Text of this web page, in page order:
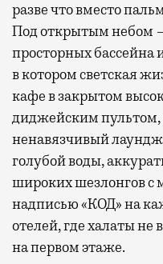
разве что вместо
Под открытым небом
просторных бассейна
в котором светская
кафе в закрытом
диджейским пультом,
ненавязчивый
голубой воды,
широких шезлонгов с
надписью «КОД» на
отелей, где халаты не
на первом этаже.